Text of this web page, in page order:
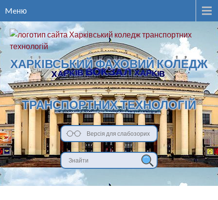
Meню
ХАРКІВСЬКИЙ ФАХОВИЙ КОЛЕДЖ
ТРАНСПОРТНИХ ТЕХНОЛОГІЙ
Версія для слабозорих